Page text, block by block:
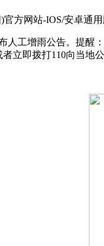
方网站-IOS/安卓通用
雨公告。提醒：任
立即拨打110向当地公